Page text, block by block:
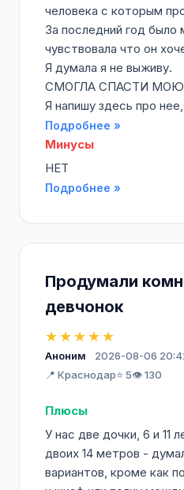
человека с которым
За последний год было
чувствовала что он
Я думала я не выживу.
СМОГЛА СПАСТИ
Я напишу здесь про
Подробнее »
Минусы
НЕТ
Подробнее »
Продумали
девчонок
★★★★★
Аноним
2026-08-06
📍 Краснодар⭐ 5👁️ 130
Плюсы
У нас две дочки, 6 и 11
двоих 14 метров -
вариантов, кроме как